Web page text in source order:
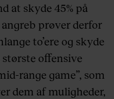
at skyde 45% på
prøver derfor
to’ere og skyde
største offensive
range game”, som
dem af muligheder,